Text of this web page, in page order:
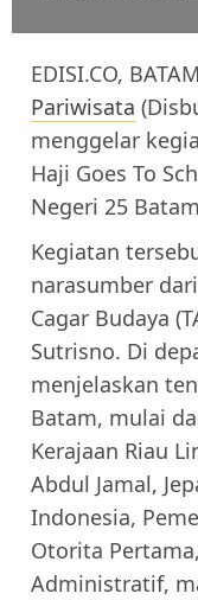
EDISI.CO,
Pariwisata
menggelar
Haji Goes To
Negeri 25
Kegiatan
narasumber
Cagar Budaya
Sutrisno. Di
menjelaskan
Batam, mulai
Kerajaan Riau
Abdul Jamal,
Indonesia,
Otorita
Administratif,